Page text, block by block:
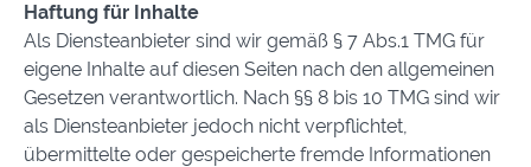
Haftung für Inhalte
Als Diensteanbieter sind wir gemäß § 7 Abs.1 TMG für
eigene Inhalte auf diesen Seiten nach den allgemeinen
Gesetzen verantwortlich. Nach §§ 8 bis 10 TMG sind wir
als Diensteanbieter jedoch nicht verpflichtet,
übermittelte oder gespeicherte fremde Informationen